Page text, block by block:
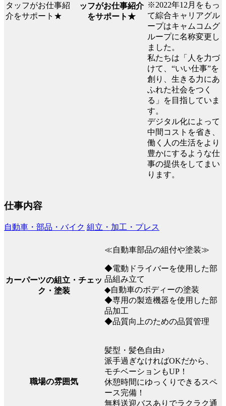
ッフがお仕事紹介
をサポート★
※2022年12月をもっ
て綜合キャリアグル
ープはキャムコムグ
ループに名称変更し
ました。
私たちは「人を力づ
けて、“いい仕事”を
創り、生きる力にあ
ふれた社会をつく
る」を目指していま
す。
デジタル化によって
中間コストを省き、
働く人の生活をより
豊かにするような仕
事の提供をしてまい
ります。
仕事内容
自動車・部品・バイク 組立・加工・プレス
カーパーツの組立・チェッ
ク・塗装
≪自動車部品の組付や塗装≫
◆電動ドライバーを使用した部
品組み立て
◆自動車のボディーの塗装
◆専用の製造機器を使用した部
品加工
◆品質向上のための品質管理
職場の雰囲気
髪型・髪色自由♪
派手過ぎなければOKだから、
モチベーションもUP！
休憩時間にゆっくりできるスペ
ース完備！
無料送迎バスありでラクラク通